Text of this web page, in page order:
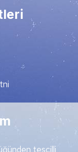
tescilli